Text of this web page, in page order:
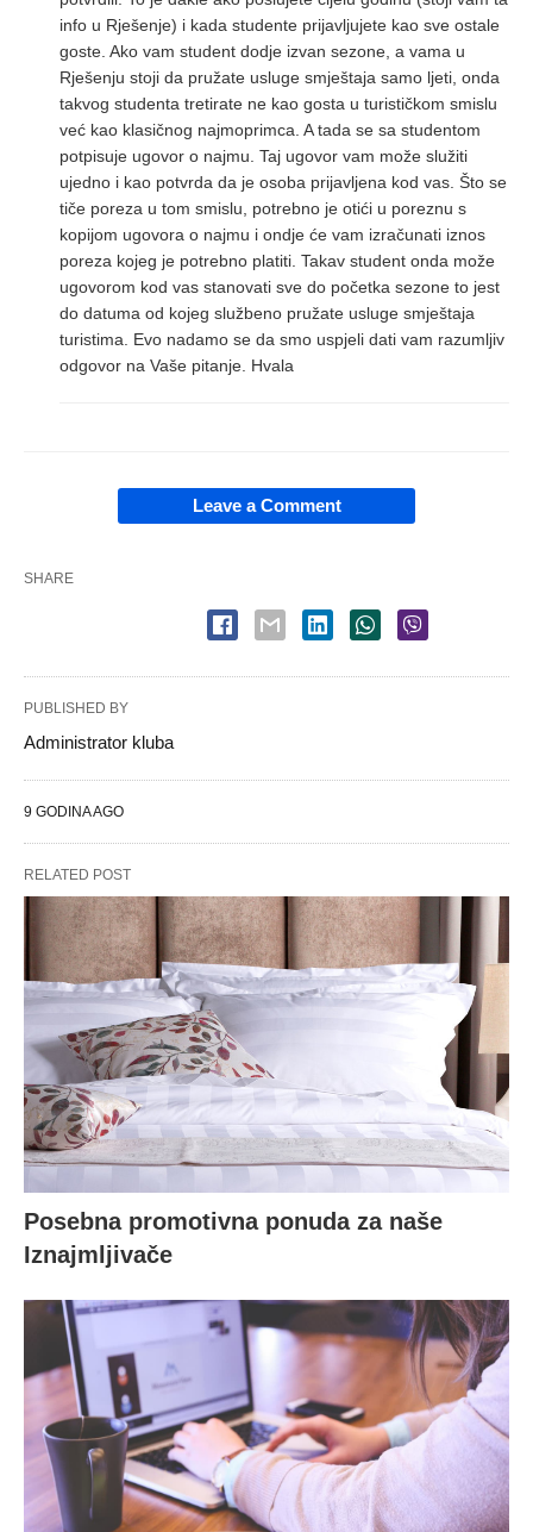
info u Rješenje) i kada studente prijavljujete kao sve ostale
goste. Ako vam student dodje izvan sezone, a vama u
Rješenju stoji da pružate usluge smještaja samo ljeti, onda
takvog studenta tretirate ne kao gosta u turističkom smislu
već kao klasičnog najmoprimca. A tada se sa studentom
potpisuje ugovor o najmu. Taj ugovor vam može služiti
ujedno i kao potvrda da je osoba prijavljena kod vas. Što se
tiče poreza u tom smislu, potrebno je otići u poreznu s
kopijom ugovora o najmu i ondje će vam izračunati iznos
poreza kojeg je potrebno platiti. Takav student onda može
ugovorom kod vas stanovati sve do početka sezone to jest
do datuma od kojeg službeno pružate usluge smještaja
turistima. Evo nadamo se da smo uspjeli dati vam razumljiv
odgovor na Vaše pitanje. Hvala
Leave a Comment
SHARE
PUBLISHED BY
Administrator kluba
9 GODINA AGO
RELATED POST
Posebna promotivna ponuda za naše
Iznajmljivače